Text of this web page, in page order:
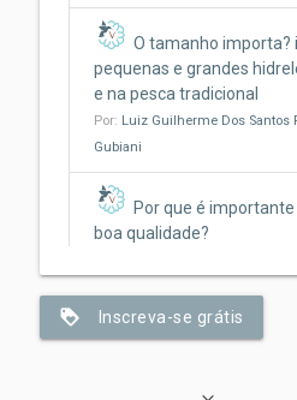
O tamanho importa?
pequenas e grandes
e na pesca tradicional
Por: Luiz Guilherme Dos Santos
Gubiani
Por que é
boa qualidade?
Da fogueira ao fogão:
loyalty Inscreva-se grátis